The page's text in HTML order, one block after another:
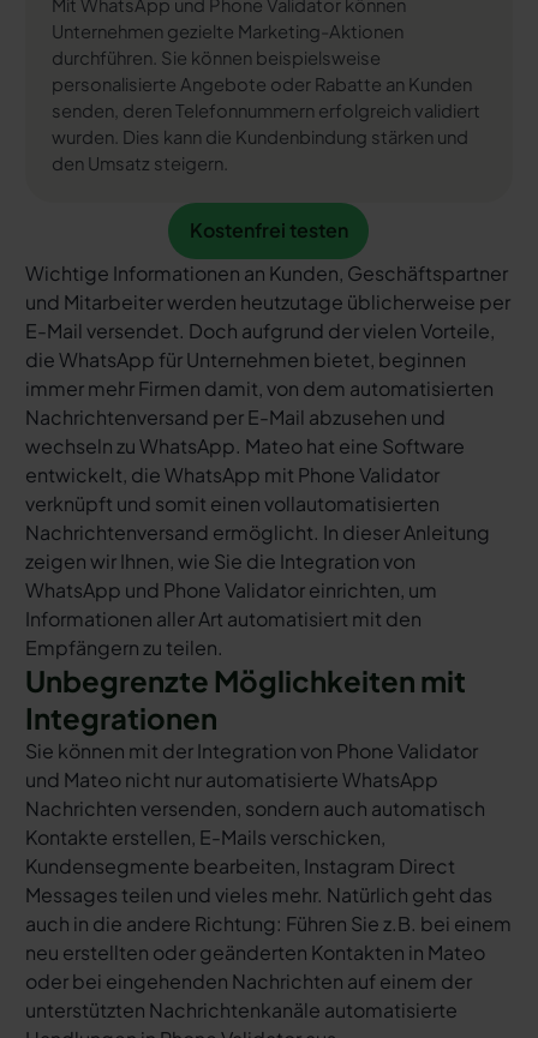
Unternehmen gezielte Marketing-Aktionen
durchführen. Sie können beispielsweise
personalisierte Angebote oder Rabatte an Kunden
senden, deren Telefonnummern erfolgreich validiert
wurden. Dies kann die Kundenbindung stärken und
den Umsatz steigern.
Kostenfrei testen
Kostenfrei testen
Wichtige Informationen an Kunden, Geschäftspartner
und Mitarbeiter werden heutzutage üblicherweise per
E-Mail versendet. Doch aufgrund der vielen Vorteile,
die WhatsApp für Unternehmen bietet, beginnen
immer mehr Firmen damit, von dem automatisierten
Nachrichtenversand per E-Mail abzusehen und
wechseln zu WhatsApp. Mateo hat eine Software
entwickelt, die WhatsApp mit Phone Validator
verknüpft und somit einen vollautomatisierten
Nachrichtenversand ermöglicht. In dieser Anleitung
zeigen wir Ihnen, wie Sie die Integration von
WhatsApp und Phone Validator einrichten, um
Informationen aller Art automatisiert mit den
Empfängern zu teilen.
Unbegrenzte Möglichkeiten mit
Integrationen
Sie können mit der Integration von Phone Validator
und Mateo nicht nur automatisierte WhatsApp
Nachrichten versenden, sondern auch automatisch
Kontakte erstellen, E-Mails verschicken,
Kundensegmente bearbeiten, Instagram Direct
Messages teilen und vieles mehr. Natürlich geht das
auch in die andere Richtung: Führen Sie z.B. bei einem
neu erstellten oder geänderten Kontakten in Mateo
oder bei eingehenden Nachrichten auf einem der
unterstützten Nachrichtenkanäle automatisierte